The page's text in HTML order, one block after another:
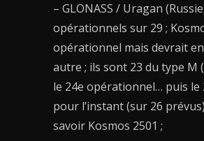
– GLONASS / Uragan
opérationnels sur 29 ;
opérationnel mais devrait
autre ; ils sont 23 du type M
le 24e opérationnel… puis le
pour l’instant (sur 26
savoir Kosmos 2501 ;